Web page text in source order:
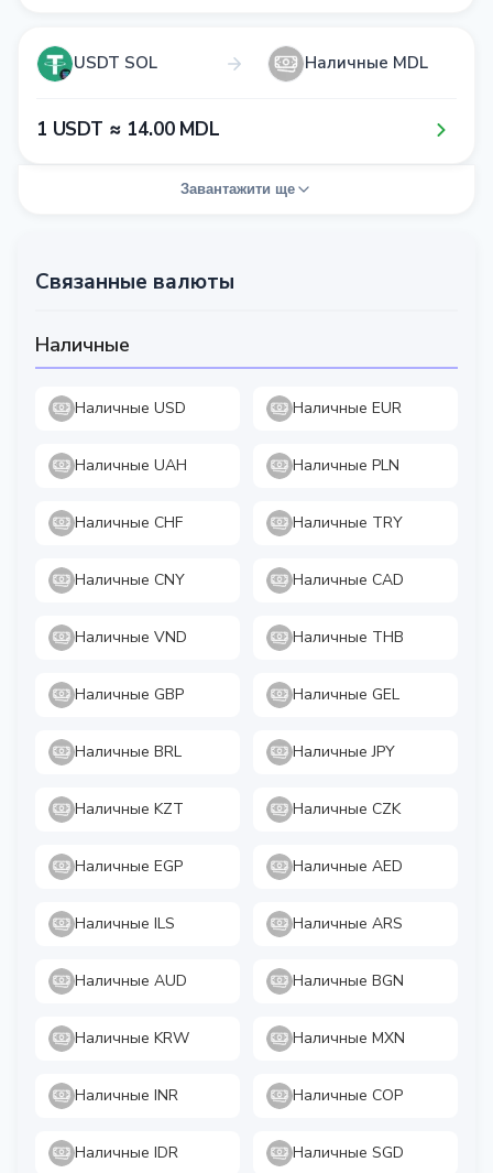
USDT SOL Наличные MDL
1​ USDT ≈ 1​4​.0​0​ MDL
Завантажити ще
Связанные валюты
Наличные
Наличные USD Наличные EUR
Наличные UAH Наличные PLN
Наличные CHF Наличные TRY
Наличные CNY Наличные CAD
Наличные VND Наличные THB
Наличные GBP Наличные GEL
Наличные BRL Наличные JPY
Наличные KZT Наличные CZK
Наличные EGP Наличные AED
Наличные ILS Наличные ARS
Наличные AUD Наличные BGN
Наличные KRW Наличные MXN
Наличные INR Наличные COP
Наличные IDR Наличные SGD